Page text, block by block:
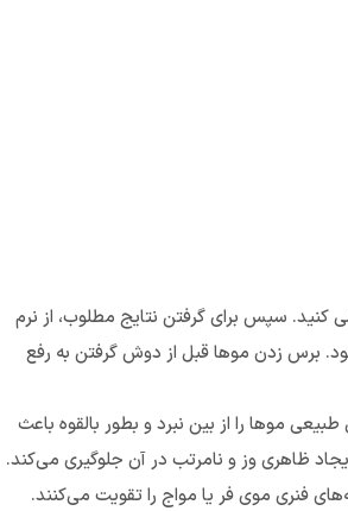
سپس برای گرفتن نتایج مطلوب، از نرم
شود. برس زدن موها قبل از دوش گرفتن به رفع
موها را از بین نبرد و بطور بالقوه باعث
ظاهری وز و نامرتب در آن جلوگیری می‌کند.
فنری موی فر یا مواج را تقویت می‌کنند.